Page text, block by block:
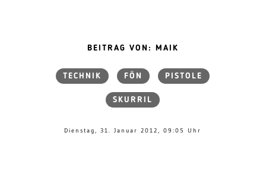
BEITRAG VON: MAIK
TECHNIK FÖN PISTOLE
SKURRIL
Dienstag, 31. Januar 2012, 09:05 Uhr